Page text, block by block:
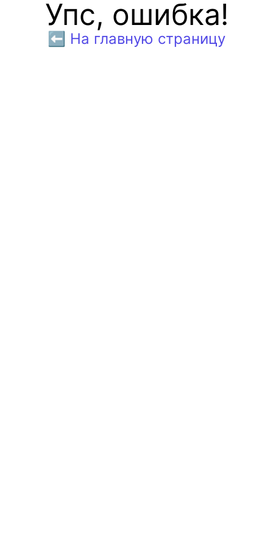
Упс, ошибка!
⬅️ На главную страницу